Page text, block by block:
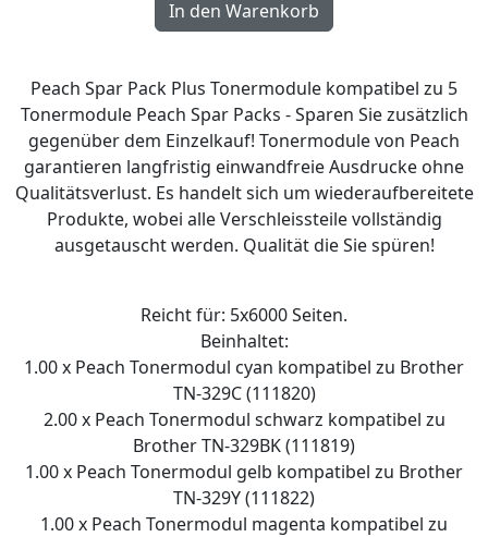
Peach Spar Pack Plus Tonermodule kompatibel zu 5
Tonermodule Peach Spar Packs - Sparen Sie zusätzlich
gegenüber dem Einzelkauf! Tonermodule von Peach
garantieren langfristig einwandfreie Ausdrucke ohne
Qualitätsverlust. Es handelt sich um wiederaufbereitete
Produkte, wobei alle Verschleissteile vollständig
ausgetauscht werden. Qualität die Sie spüren!
Reicht für: 5x6000 Seiten.
Beinhaltet:
1.00 x Peach Tonermodul cyan kompatibel zu Brother
TN-329C (111820)
2.00 x Peach Tonermodul schwarz kompatibel zu
Brother TN-329BK (111819)
1.00 x Peach Tonermodul gelb kompatibel zu Brother
TN-329Y (111822)
1.00 x Peach Tonermodul magenta kompatibel zu